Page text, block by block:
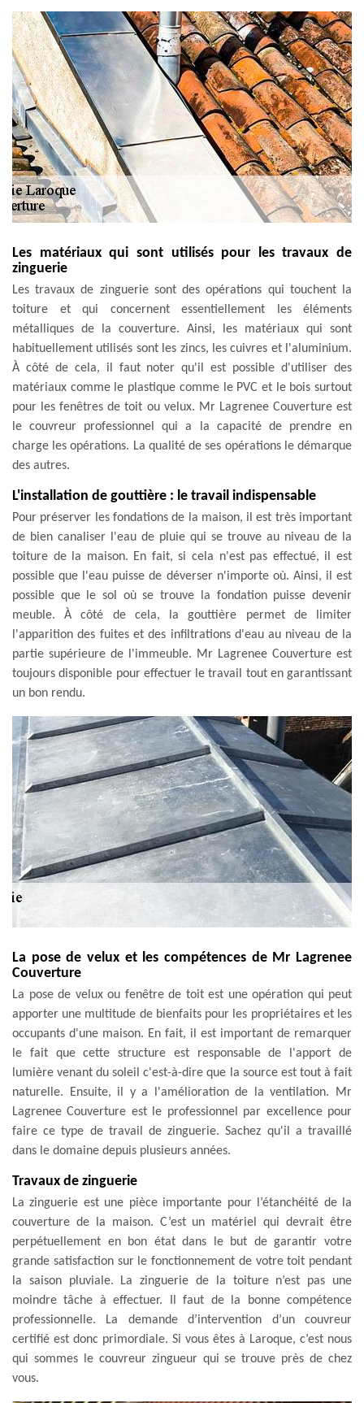
Les matériaux qui sont utilisés pour les travaux de
zinguerie
Les travaux de zinguerie sont des opérations qui touchent la
toiture et qui concernent essentiellement les éléments
métalliques de la couverture. Ainsi, les matériaux qui sont
habituellement utilisés sont les zincs, les cuivres et l'aluminium.
À côté de cela, il faut noter qu'il est possible d'utiliser des
matériaux comme le plastique comme le PVC et le bois surtout
pour les fenêtres de toit ou velux. Mr Lagrenee Couverture est
le couvreur professionnel qui a la capacité de prendre en
charge les opérations. La qualité de ses opérations le démarque
des autres.
L'installation de gouttière : le travail indispensable
Pour préserver les fondations de la maison, il est très important
de bien canaliser l'eau de pluie qui se trouve au niveau de la
toiture de la maison. En fait, si cela n'est pas effectué, il est
possible que l'eau puisse de déverser n'importe où. Ainsi, il est
possible que le sol où se trouve la fondation puisse devenir
meuble. À côté de cela, la gouttière permet de limiter
l'apparition des fuites et des infiltrations d'eau au niveau de la
partie supérieure de l'immeuble. Mr Lagrenee Couverture est
toujours disponible pour effectuer le travail tout en garantissant
un bon rendu.
La pose de velux et les compétences de Mr Lagrenee
Couverture
La pose de velux ou fenêtre de toit est une opération qui peut
apporter une multitude de bienfaits pour les propriétaires et les
occupants d'une maison. En fait, il est important de remarquer
le fait que cette structure est responsable de l'apport de
lumière venant du soleil c'est-à-dire que la source est tout à fait
naturelle. Ensuite, il y a l'amélioration de la ventilation. Mr
Lagrenee Couverture est le professionnel par excellence pour
faire ce type de travail de zinguerie. Sachez qu'il a travaillé
dans le domaine depuis plusieurs années.
Travaux de zinguerie
La zinguerie est une pièce importante pour l’étanchéité de la
couverture de la maison. C’est un matériel qui devrait être
perpétuellement en bon état dans le but de garantir votre
grande satisfaction sur le fonctionnement de votre toit pendant
la saison pluviale. La zinguerie de la toiture n’est pas une
moindre tâche à effectuer. Il faut de la bonne compétence
professionnelle. La demande d’intervention d’un couvreur
certifié est donc primordiale. Si vous êtes à Laroque, c’est nous
qui sommes le couvreur zingueur qui se trouve près de chez
vous.